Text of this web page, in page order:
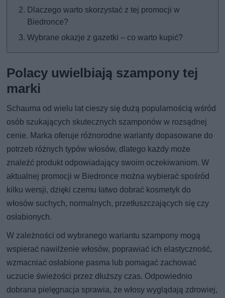
Dlaczego warto skorzystać z tej promocji w
Biedronce?
Wybrane okazje z gazetki – co warto kupić?
Polacy uwielbiają szampony tej
marki
Schauma od wielu lat cieszy się dużą popularnością wśród
osób szukających skutecznych szamponów w rozsądnej
cenie. Marka oferuje różnorodne warianty dopasowane do
potrzeb różnych typów włosów, dlatego każdy może
znaleźć produkt odpowiadający swoim oczekiwaniom. W
aktualnej promocji w Biedronce można wybierać spośród
kilku wersji, dzięki czemu łatwo dobrać kosmetyk do
włosów suchych, normalnych, przetłuszczających się czy
osłabionych.
W zależności od wybranego wariantu szampony mogą
wspierać nawilżenie włosów, poprawiać ich elastyczność,
wzmacniać osłabione pasma lub pomagać zachować
uczucie świeżości przez dłuższy czas. Odpowiednio
dobrana pielęgnacja sprawia, że włosy wyglądają zdrowiej,